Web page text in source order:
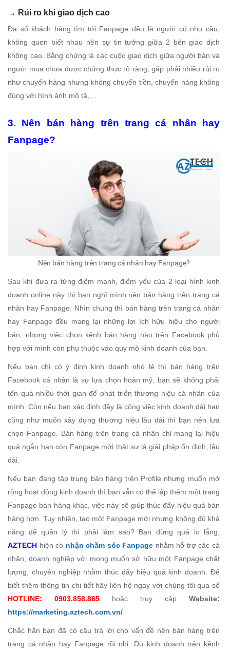
→ Rủi ro khi giao dịch cao
Đa số khách hàng tìm tới Fanpage đều là người có nhu cầu,
không quen biết nhau nên sự tin tưởng giữa 2 bên giao dịch
không cao. Bằng chứng là các cuộc giao dịch giữa người bán và
người mua chưa được chứng thực rõ ràng, gặp phải nhiều rủi ro
như chuyển hàng nhưng không chuyển tiền, chuyển hàng không
đúng với hình ảnh mô tả,…
3. Nên bán hàng trên trang cá nhân hay
Fanpage?
Nên bán hàng trên trang cá nhân hay Fanpage?
Sau khi đưa ra từng điểm mạnh, điểm yếu của 2 loại hình kinh
doanh online này thì bạn nghĩ mình nên bán hàng trên trang cá
nhân hay Fanpage. Nhìn chung thì bán hàng trên trang cá nhân
hay Fanpage đều mang lại những lợi ích hữu hiệu cho người
bán, nhưng việc chọn kênh bán hàng nào trên Facebook phù
hợp với mình còn phụ thuộc vào quy mô kinh doanh của bạn.
Nếu bạn chỉ có ý định kinh doanh nhỏ lẻ thì bán hàng trên
Facebook cá nhân là sự lựa chọn hoàn mỹ, bạn sẽ không phải
tốn quá nhiều thời gian để phát triển thương hiệu cá nhân của
mình. Còn nếu bạn xác định đây là công việc kinh doanh dài hạn
cũng như muốn xây dựng thương hiệu lâu dài thì bạn nên lựa
chọn Fanpage. Bán hàng trên trang cá nhân chỉ mang lại hiệu
quả ngắn hạn còn Fanpage mới thật sự là giải pháp ổn định, lâu
dài.
Nếu bạn đang tập trung bán hàng trên Profile nhưng muốn mở
rộng hoạt động kinh doanh thì bạn vẫn có thể lập thêm một trang
Fanpage bán hàng khác, việc này sẽ giúp thúc đẩy hiệu quả bán
hàng hơn. Tuy nhiên, tạo một Fanpage mới nhưng không đủ khả
năng để quản lý thì phải làm sao? Bạn đừng quá lo lắng,
AZTECH hiện có nhận chăm sóc Fanpage nhằm hỗ trợ các cá
nhân, doanh nghiệp với mong muốn sở hữu một Fanpage chất
lượng, chuyên nghiệp nhằm thúc đẩy hiệu quả kinh doanh. Để
biết thêm thông tin chi tiết hãy liên hệ ngay với chúng tôi qua số
HOTLINE: 0903.858.865 hoặc truy cập Website:
https://marketing.aztech.com.vn/
Chắc hẳn bạn đã có câu trả lời cho vấn đề nên bán hàng trên
trang cá nhân hay Fanpage rồi nhỉ. Dù kinh doanh trên kênh